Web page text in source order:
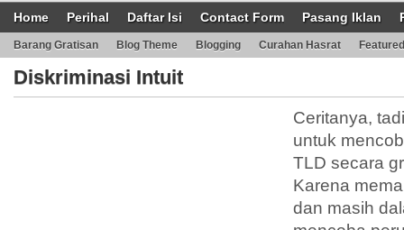
Home Perihal Daftar Isi Contact Form Pasang Iklan
Barang Gratisan Blog Theme Blogging Curahan Hasrat Featured
Diskriminasi Intuit
Ceritanya,
untuk
TLD secara
Karena
dan masih